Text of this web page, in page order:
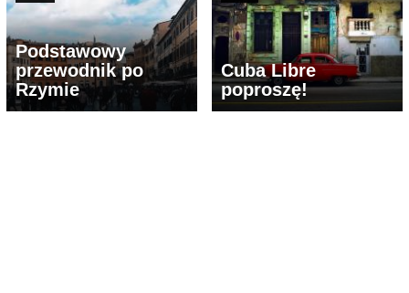
Podstawowy
przewodnik po
Rzymie
Cuba Libre
poproszę!